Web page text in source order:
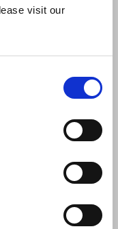
visit our